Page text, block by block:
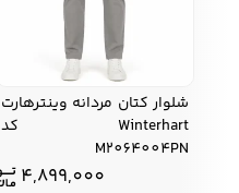
شلوار کتان مردانه وینترهارت
Winterhart کد
M2064004PN
4,899,000